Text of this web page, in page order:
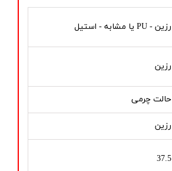
رزین - PU یا مشابه - استیل
رزین
حالت چرمی
رزین
37.5